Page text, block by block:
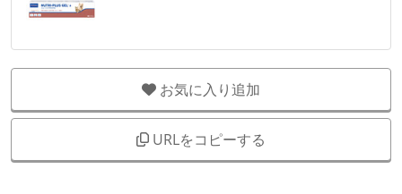
お気に入り追加
URLをコピーする